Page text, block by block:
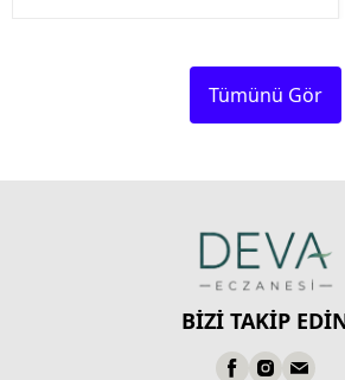
Tümünü Gör
BİZİ TAKİP